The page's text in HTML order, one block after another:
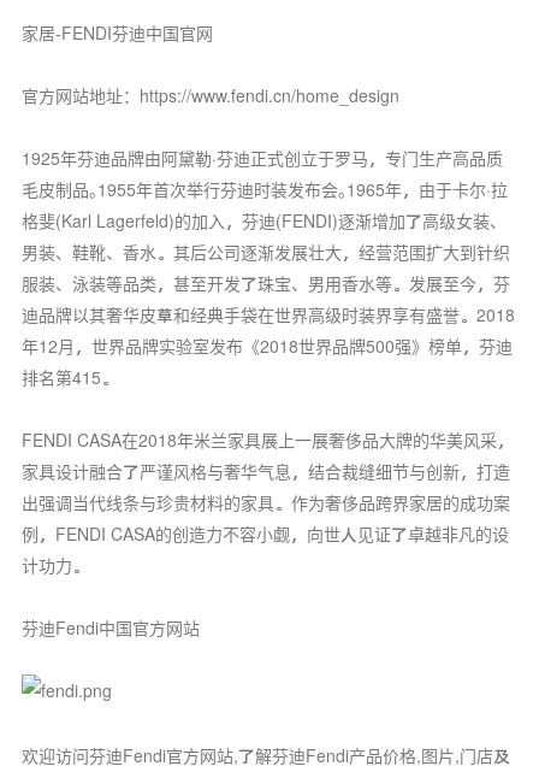
家居-FENDI芬迪中国官网
官方网站地址：https://www.fendi.cn/home_design
1925年芬迪品牌由阿黛勒·芬迪正式创立于罗马，专门生产高品质
毛皮制品｡1955年首次举行芬迪时装发布会｡1965年，由于卡尔·拉
格斐(Karl Lagerfeld)的加入，芬迪(FENDI)逐渐增加了高级女装、
男装、鞋靴、香水。其后公司逐渐发展壮大，经营范围扩大到针织
服装、泳装等品类，甚至开发了珠宝、男用香水等。发展至今，芬
迪品牌以其奢华皮草和经典手袋在世界高级时装界享有盛誉。2018
年12月，世界品牌实验室发布《2018世界品牌500强》榜单，芬迪
排名第415。
FENDI CASA在2018年米兰家具展上一展奢侈品大牌的华美风采，
家具设计融合了严谨风格与奢华气息，结合裁缝细节与创新，打造
出强调当代线条与珍贵材料的家具。作为奢侈品跨界家居的成功案
例，FENDI CASA的创造力不容小觑，向世人见证了卓越非凡的设
计功力。
芬迪Fendi中国官方网站
欢迎访问芬迪Fendi官方网站,了解芬迪Fendi产品价格,图片,门店及